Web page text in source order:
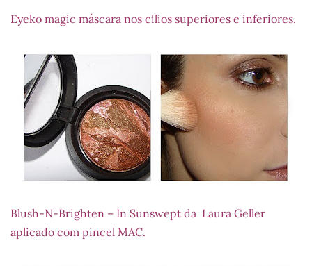
Eyeko magic máscara nos cílios superiores e inferiores.
Blush-N-Brighten – In Sunswept da Laura Geller
aplicado com pincel MAC.